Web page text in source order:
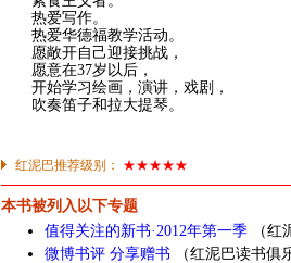
热爱写作。
热爱华德福教学活动。
愿敞开自己迎接挑战，
愿意在37岁以后，
开始学习绘画，演讲，戏剧，
吹奏笛子和拉大提琴。
红泥巴推荐级别： ★★★★★
本书被列入以下专题
值得关注的新书·2012年第一季 （红
微博书评 分享赠书 （红泥巴读书俱